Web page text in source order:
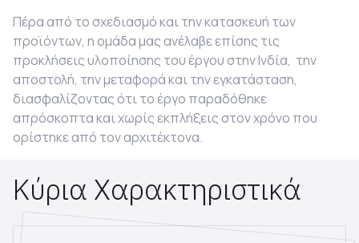
Πέρα από το σχεδιασμό και την κατασκευή των
προϊόντων, η ομάδα μας ανέλαβε επίσης τις
προκλήσεις υλοποίησης του έργου στην Ινδία, την
αποστολή, την μεταφορά και την εγκατάσταση,
διασφαλίζοντας ότι το έργο παραδόθηκε
απρόσκοπτα και χωρίς εκπλήξεις στον χρόνο που
ορίστηκε από τον αρχιτέκτονα.
Κύρια Χαρακτηριστικά